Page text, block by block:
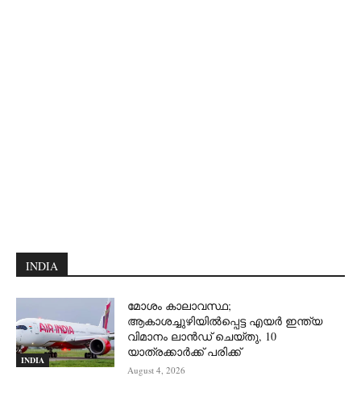
INDIA
INDIA
മോശം കാലാവസ്ഥ;
ആകാശച്ചുഴിയില്‍പ്പെട്ട എയര്‍ ഇന്ത്യ
വിമാനം ലാന്‍ഡ് ചെയ്തു, 10
യാത്രക്കാര്‍ക്ക് പരിക്ക്
August 4, 2026